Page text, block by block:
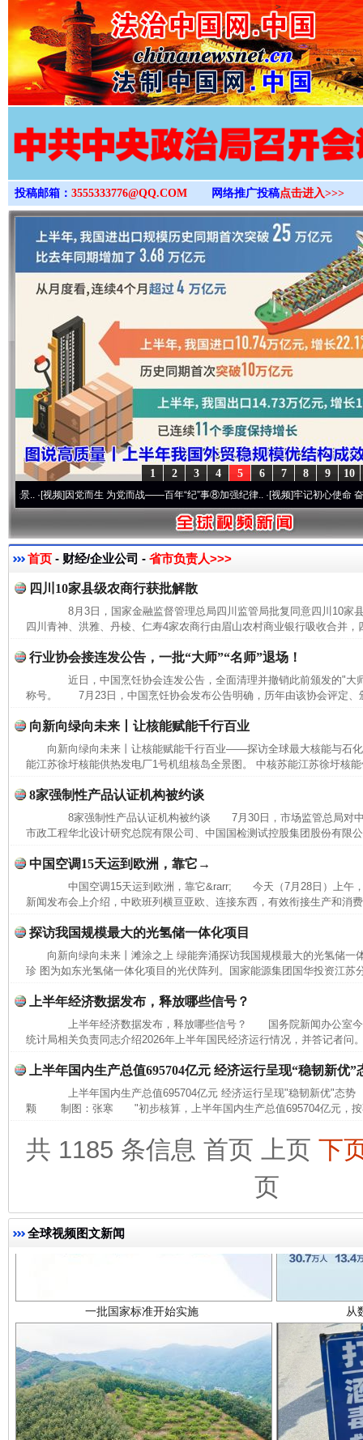
>
投稿邮箱： 3555333776@QQ.COM 网络推广投稿点击进入>>>
10
9
8
7
6
5
4
3
2
1
视频]因党而生 为党而战——百年“纪”事⑧加强纪律..·[视频]牢记初心使命 奋进复兴
首页 - 财经/企业公司 - 省市负责人>>>
四川10家县级农商行获批解散
8月3日，国家金融监督管理总局四川监管局批复同意四川10
四川青神、洪雅、丹棱、仁寿4家农商行由眉山农村商业银行吸收合并
行业协会接连发公告，一批“大师”“名师”退场！
近日，中国烹饪协会连发公告，全面清理并撤销此前颁发的"大
称号。 7月23日，中国烹饪协会发布公告明确，历年由该协会评定、
向新向绿向未来丨让核能赋能千行百业
向新向绿向未来丨让核能赋能千行百业——探访全球最大核能与石
能江苏徐圩核能供热发电厂1号机组核岛全景图。 中核苏能江苏徐圩核
8家强制性产品认证机构被约谈
8家强制性产品认证机构被约谈 7月30日，市场监管总局对中
市政工程华北设计研究总院有限公司、中国国检测试控股集团股份有限
中国空调15天运到欧洲，靠它→
中国空调15天运到欧洲，靠它&rarr; 今天（7月28日）上午，
新闻发布会上介绍，中欧班列横亘亚欧、连接东西，有效衔接生产和消
探访我国规模最大的光氢储一体化项目
向新向绿向未来丨滩涂之上 绿能奔涌探访我国规模最大的光氢储一
珍 图为如东光氢储一体化项目的光伏阵列。国家能源集团国华投资
上半年经济数据发布，释放哪些信号？
上半年经济数据发布，释放哪些信号？ 国务院新闻办公室今
统计局相关负责同志介绍2026年上半年国民经济运行情况，并答记者问
上半年国内生产总值695704亿元 经济运行呈现“稳韧新优”
上半年国内生产总值695704亿元 经济运行呈现"稳韧新优"态
颗 制图：张寒 "初步核算，上半年国内生产总值695704亿元，按
共 1185 条信息 首页 上页 下
页
全球视频图文新闻
完善运行机制助力责任有效落实
法徽映军营 权益有保障
一批国家标准开始实施